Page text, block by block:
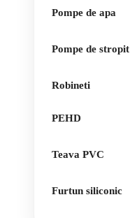
Pompe de apa
Pompe de stropit
Robineti
PEHD
Teava PVC
Furtun siliconic